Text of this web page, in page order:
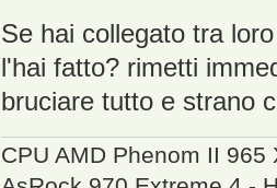
Se hai collegato tra
l'hai fatto? rimetti
bruciare tutto e strano
CPU AMD Phenom II